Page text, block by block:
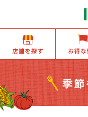
店舗を探す